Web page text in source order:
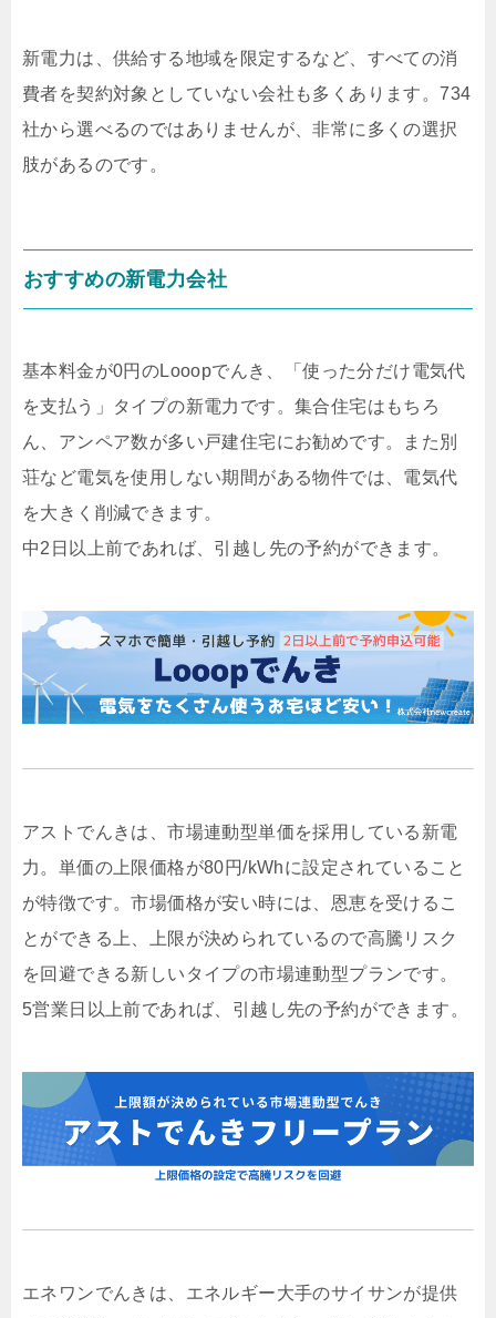
新電力は、供給する地域を限定するなど、すべての消
費者を契約対象としていない会社も多くあります。734
社から選べるのではありませんが、非常に多くの選択
肢があるのです。
おすすめの新電力会社
基本料金が0円のLooopでんき、「使った分だけ電気代
を支払う」タイプの新電力です。集合住宅はもちろ
ん、アンペア数が多い戸建住宅にお勧めです。また別
荘など電気を使用しない期間がある物件では、電気代
を大きく削減できます。
中2日以上前であれば、引越し先の予約ができます。
アストでんきは、市場連動型単価を採用している新電
力。単価の上限価格が80円/kWhに設定されていること
が特徴です。市場価格が安い時には、恩恵を受けるこ
とができる上、上限が決められているので高騰リスク
を回避できる新しいタイプの市場連動型プランです。
5営業日以上前であれば、引越し先の予約ができます。
エネワンでんきは、エネルギー大手のサイサンが提供